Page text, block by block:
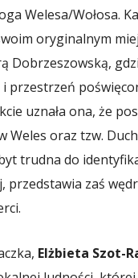
Welesa/Wołosa.
oryginalnym
Dobrzeszowską,
przestrzeń
uznała ona, że
Weles oraz tzw.
trudna do
przedstawia zaś
Elżbieta Szot-